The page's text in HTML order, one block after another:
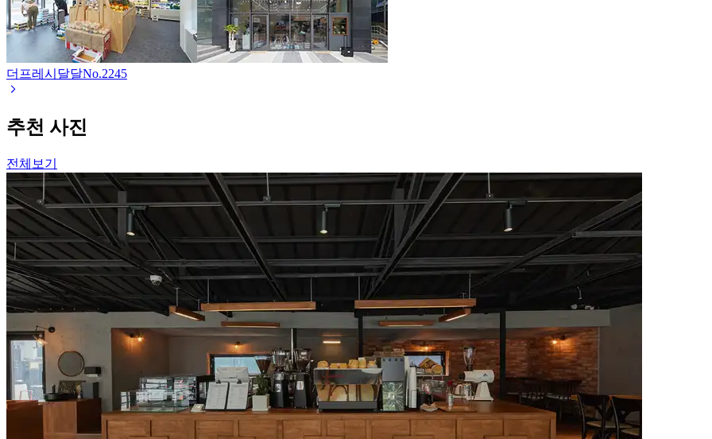
더프레시달달No.2245
추천 사진
전체보기